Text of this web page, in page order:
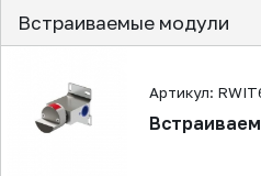
Встраиваемые модули
Артикул: